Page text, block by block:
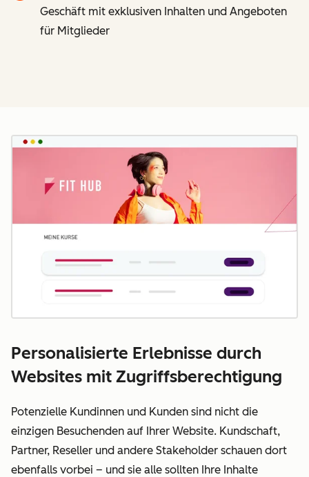
Geschäft mit exklusiven Inhalten und Angeboten
für Mitglieder
Personalisierte Erlebnisse durch
Websites mit Zugriffsberechtigung
Potenzielle Kundinnen und Kunden sind nicht die
einzigen Besuchenden auf Ihrer Website. Kundschaft,
Partner, Reseller und andere Stakeholder schauen dort
ebenfalls vorbei – und sie alle sollten Ihre Inhalte